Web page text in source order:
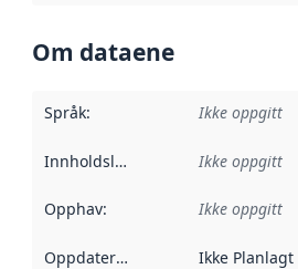
Om dataene
Språk: Ikke oppgitt
Innholdsleverandører :
Ikke oppgitt
Opphav: Ikke oppgitt
Oppdateringsfrekvens :
Ikke Planlagt